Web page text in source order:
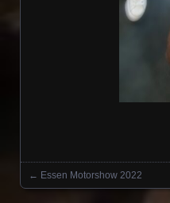
Posts navigation
← Essen Motorshow 2022